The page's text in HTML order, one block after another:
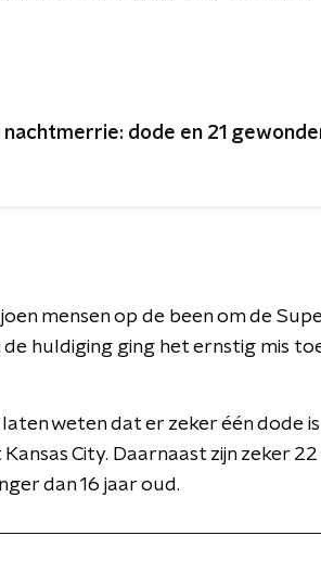
dode en 21
mensen op de been om de
de huldiging ging het ernstig mis
weten dat er zeker één dode
Kansas City. Daarnaast zijn zeker
dan 16 jaar oud.